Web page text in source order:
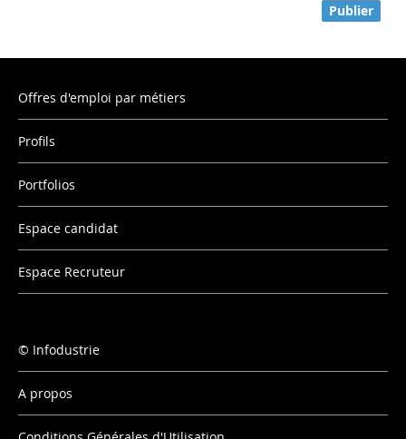
Publier
Offres d'emploi par métiers
Profils
Portfolios
Espace candidat
Espace Recruteur
Infodustrie
A propos